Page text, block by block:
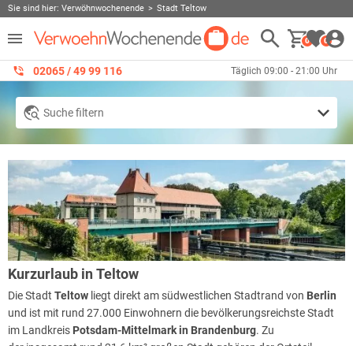
Sie sind hier: Verwöhnwochenende Stadt Teltow
0 0
02065 / 49 ‌99 116 Täglich 09:00 - 21:00 Uhr
Suche filtern
Kurzurlaub in Teltow
Die Stadt Teltow liegt direkt am südwestlichen Stadtrand von Berlin
und ist mit rund 27.000 Einwohnern die bevölkerungsreichste Stadt
im Landkreis Potsdam-Mittelmark in Brandenburg. Zu
der insgesamt rund 21,6 km² großen Stadt gehören der Ortsteil